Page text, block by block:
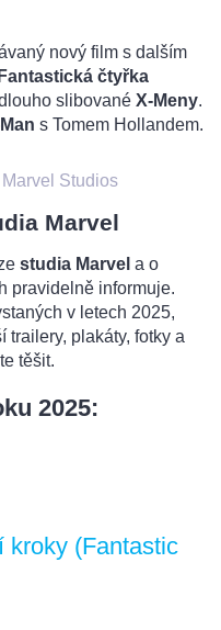
nový film s dalším
Fantastická čtyřka
slibované X-Meny.
s Tomem Hollandem.
Marvel Studios
Marvel
studia Marvel a o
pravidelně informuje.
v letech 2025,
trailery, plakáty, fotky a
těšit.
2025:
kroky (Fantastic